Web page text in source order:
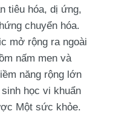
tiêu hóa, dị ứng,
chuyển hóa.
mở rộng ra ngoài
nấm men và
năng rộng lớn
học vi khuẩn
Một sức khỏe.